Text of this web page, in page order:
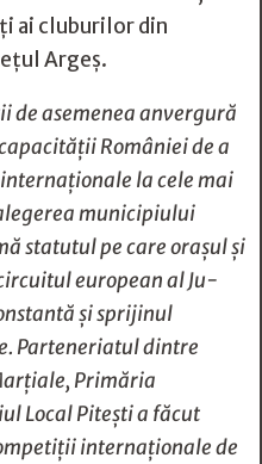
ai cluburilor din
Argeș.
de asemenea anvergură
României de a
la cele mai
municipiului
statutul pe care orașul și
european al Ju-
și sprijinul
Parteneriatul dintre
Primăria
Local Pitești a făcut
internaționale de